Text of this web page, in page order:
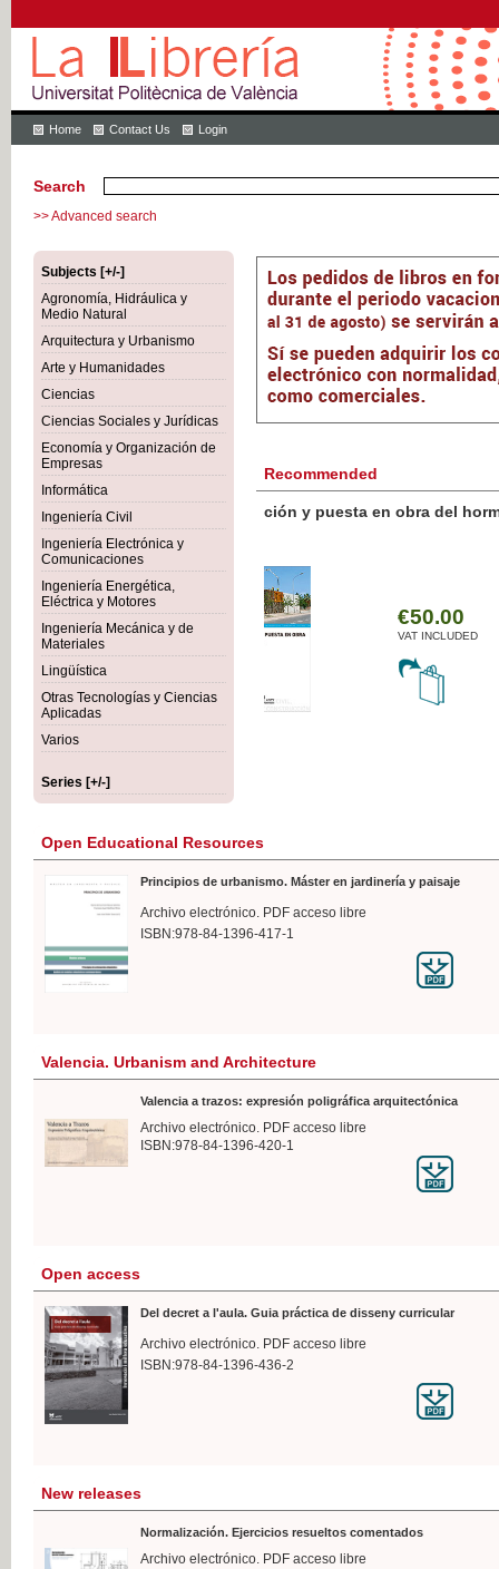
Home Contact Us Login
Search
>> Advanced search
Subjects [+/-]
Agronomía, Hidráulica y
Medio Natural
Arquitectura y Urbanismo
Arte y Humanidades
Ciencias
Ciencias Sociales y Jurídicas
Economía y Organización de
Empresas
Informática
Ingeniería Civil
Ingeniería Electrónica y
Comunicaciones
Ingeniería Energética,
Eléctrica y Motores
Ingeniería Mecánica y de
Materiales
Lingüística
Otras Tecnologías y Ciencias
Aplicadas
Varios
Series [+/-]
Recommended
Botánica Agroalimentaria
VAT
Open Educational Resources
Principios de urbanismo. Máster en jardinería y paisaje
Archivo electrónico. PDF acceso libre
ISBN:978-84-1396-417-1
Valencia. Urbanism and Architecture
Valencia a trazos: expresión poligráfica arquitectónica
Archivo electrónico. PDF acceso libre
ISBN:978-84-1396-420-1
Open access
Del decret a l'aula. Guia práctica de disseny curricular
Archivo electrónico. PDF acceso libre
ISBN:978-84-1396-436-2
New releases
Normalización. Ejercicios resueltos comentados
Archivo electrónico. PDF acceso libre